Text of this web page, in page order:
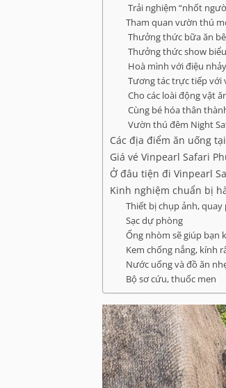
Trải nghiệm “nhốt
Tham quan vườn thú
Thưởng thức bữa ăn
Thưởng thức show
Hoà mình với điệu
Tương tác trực tiếp với
Cho các loài động vật
Cùng bé hóa thân
Vườn thú đêm Night
Các địa điểm ăn uống
Giá vé Vinpearl Safari
Ở đâu tiện đi Vinpearl
Kinh nghiệm chuẩn bị
Thiết bị chụp ảnh, quay
Sạc dự phòng
Ống nhòm sẽ giúp bạn
Kem chống nắng, kính
Nước uống và đồ ăn
Bộ sơ cứu, thuốc men